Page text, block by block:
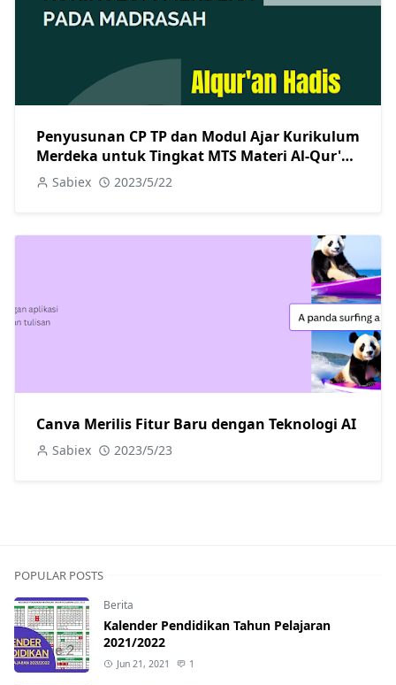
Penyusunan CP TP dan Modul Ajar Kurikulum
Merdeka untuk Tingkat MTS Materi Al-Qur'an
Hadits
Sabiex 2023/5/22
Canva Merilis Fitur Baru dengan Teknologi AI
Sabiex 2023/5/23
POPULAR POSTS
Berita
Kalender Pendidikan Tahun Pelajaran
2021/2022
Jun 21, 2021 1